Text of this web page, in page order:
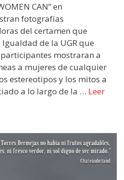
CAN” en
fotografías
del certamen que
de la UGR que
mostraran a
a mujeres de cualquier
estereotipos y los mitos a
a lo largo de la … Leer